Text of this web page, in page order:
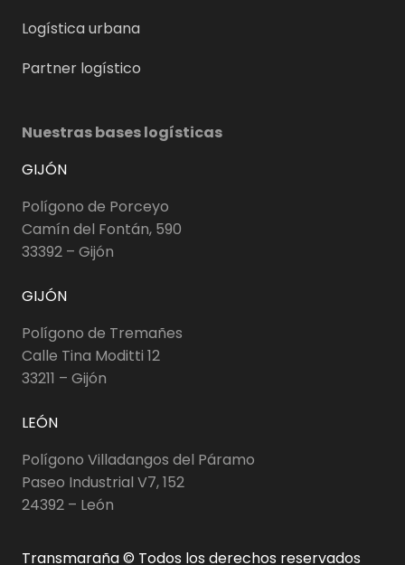
Logística urbana
Partner logístico
Nuestras bases logísticas
GIJÓN
Polígono de Porceyo
Camín del Fontán, 590
33392 – Gijón
GIJÓN
Polígono de Tremañes
Calle Tina Moditti 12
33211 – Gijón
LEÓN
Polígono Villadangos del Páramo
Paseo Industrial V7, 152
24392 – León
Transmaraña © Todos los derechos reservados